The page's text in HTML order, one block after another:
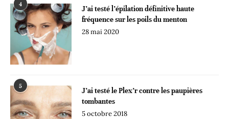
4
J’ai testé l’épilation définitive haute
fréquence sur les poils du menton
28 mai 2020
5
J’ai testé le Plex’r contre les paupières
tombantes
5 octobre 2018